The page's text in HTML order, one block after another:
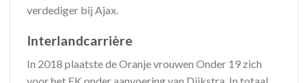
verdediger bij Ajax.
Interlandcarrière
In 2018 plaatste de Oranje vrouwen Onder 19 zich